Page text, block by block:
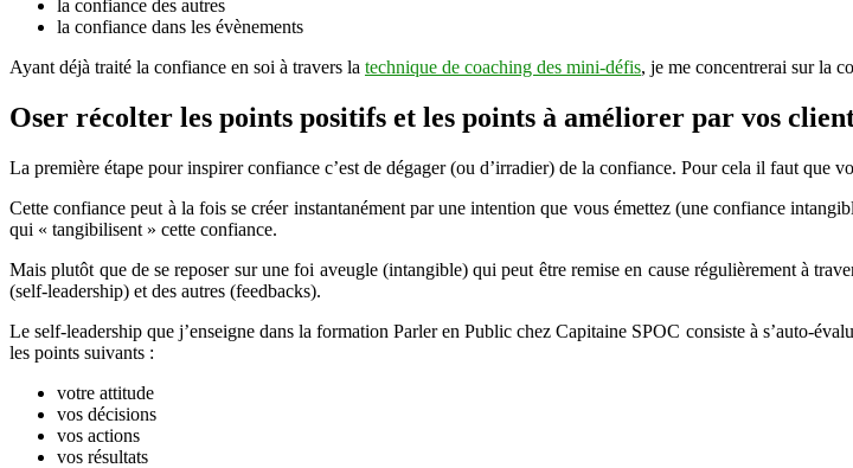
la confiance des autres
la confiance dans les évènements
Ayant déjà traité la confiance en soi à travers la technique de coaching des mini-défis, je me concentrerai sur la
Oser récolter les points positifs et les points à améliorer par vos
La première étape pour inspirer confiance c’est de dégager (ou d’irradier) de la confiance. Pour cela il faut que
Cette confiance peut à la fois se créer instantanément par une intention que vous émettez (une confiance
qui « tangibilisent » cette confiance.
Mais plutôt que de se reposer sur une foi aveugle (intangible) qui peut être remise en cause régulièrement à
(self-leadership) et des autres (feedbacks).
Le self-leadership que j’enseigne dans la formation Parler en Public chez Capitaine SPOC consiste à s’auto-
les points suivants :
votre attitude
vos décisions
vos actions
vos résultats